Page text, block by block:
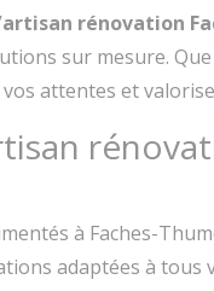
artisan rénovation
sur mesure.
attentes et
à Faches-
adaptées à tous